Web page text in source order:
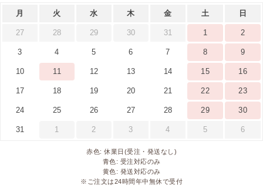
月 火 水 木 金 土 日
27 28 29 30 31 1 2
3 4 5 6 7 8 9
10 11 12 13 14 15 16
17 18 19 20 21 22 23
24 25 26 27 28 29 30
31 1 2 3 4 5 6
赤色: 休業日(受注・発送なし)
青色: 受注対応のみ
黄色: 発送対応のみ
※ご注文は24時間年中無休で受付